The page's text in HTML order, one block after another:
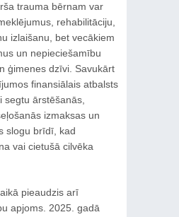
trauma bērnam var
rehabilitāciju,
izlaišanu, bet vecākiem
un nepieciešamību
ģimenes dzīvi. Savukārt
finansiālais atbalsts
segtu ārstēšanās,
izmaksas un
slogu brīdī, kad
vai cietušā cilvēka
pieaudzis arī
apjoms. 2025. gadā